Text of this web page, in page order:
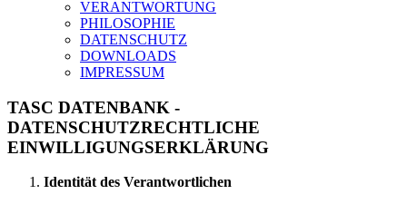
VERANTWORTUNG
PHILOSOPHIE
DATENSCHUTZ
DOWNLOADS
IMPRESSUM
TASC DATENBANK -
DATENSCHUTZRECHTLICHE
EINWILLIGUNGSERKLÄRUNG
Identität des Verantwortlichen